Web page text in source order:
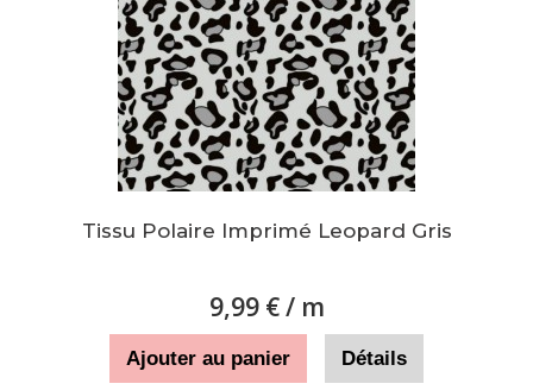
Tissu Polaire Imprimé Leopard Gris
9,99 €/ m
Ajouter au panier Détails